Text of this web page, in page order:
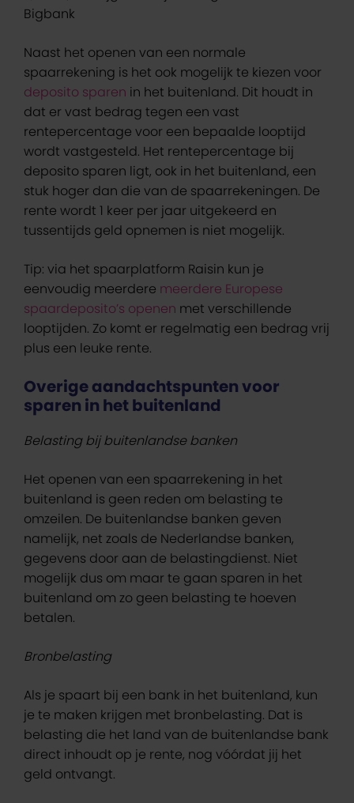
Bigbank
Naast het openen van een normale
spaarrekening is het ook mogelijk te kiezen voor
deposito sparen in het buitenland. Dit houdt in
dat er vast bedrag tegen een vast
rentepercentage voor een bepaalde looptijd
wordt vastgesteld. Het rentepercentage bij
deposito sparen ligt, ook in het buitenland, een
stuk hoger dan die van de spaarrekeningen. De
rente wordt 1 keer per jaar uitgekeerd en
tussentijds geld opnemen is niet mogelijk.
Tip: via het spaarplatform Raisin kun je
eenvoudig meerdere meerdere Europese
spaardeposito’s openen met verschillende
looptijden. Zo komt er regelmatig een bedrag vrij
plus een leuke rente.
Overige aandachtspunten voor
sparen in het buitenland
Belasting bij buitenlandse banken
Het openen van een spaarrekening in het
buitenland is geen reden om belasting te
omzeilen. De buitenlandse banken geven
namelijk, net zoals de Nederlandse banken,
gegevens door aan de belastingdienst. Niet
mogelijk dus om maar te gaan sparen in het
buitenland om zo geen belasting te hoeven
betalen.
Bronbelasting
Als je spaart bij een bank in het buitenland, kun
je te maken krijgen met bronbelasting. Dat is
belasting die het land van de buitenlandse bank
direct inhoudt op je rente, nog vóórdat jij het
geld ontvangt.